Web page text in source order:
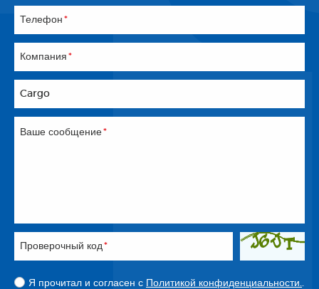
Телефон *
Компания *
Cargo
Ваше сообщение*
Проверочный код *
Я прочитал и согласен с Политикой конфиденциальности.